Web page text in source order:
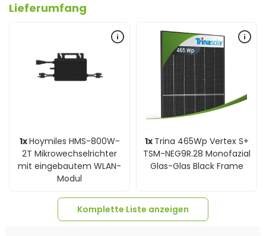
Lieferumfang
1xHoymiles HMS-800W-
2T Mikrowechselrichter
mit eingebautem WLAN-
Modul
1x Trina 465Wp Vertex S+
TSM-NEG9R.28 Monofazial
Glas-Glas Black Frame
Komplette Liste anzeigen